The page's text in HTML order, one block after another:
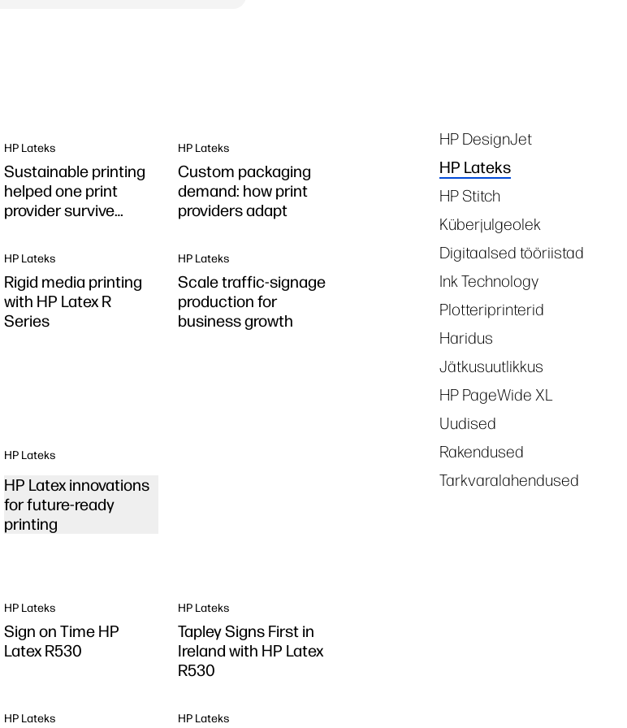
HP DesignJet
HP Lateks
HP Stitch
Küberjulgeolek
Digitaalsed tööriistad
Ink Technology
Plotteriprinterid
Haridus
Jätkusuutlikkus
HP PageWide XL
Uudised
Rakendused
Tarkvaralahendused
HP Lateks
Sustainable printing
helped one print
provider survive
HP Lateks
Custom packaging
demand: how print
providers adapt
HP Lateks
Rigid media printing
with HP Latex R
Series
HP Lateks
Scale traffic-signage
production for
business growth
HP Lateks
HP Latex innovations
for future-ready
printing
HP Lateks
Sign on Time HP
Latex R530
HP Lateks
Tapley Signs First in
Ireland with HP Latex
R530
HP Lateks HP Lateks